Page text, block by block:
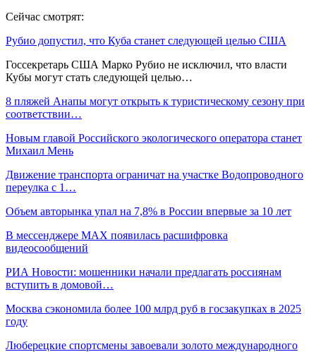
Сейчас смотрят:
Рубио допустил, что Куба станет следующей целью США
Госсекретарь США Марко Рубио не исключил, что власти
Кубы могут стать следующей целью…
8 пляжей Анапы могут открыть к туристическому сезону при
соответствии…
Новым главой Российского экологического оператора станет
Михаил Мень
Движение транспорта ограничат на участке Водопроводного
переулка с 1…
Объем авторынка упал на 7,8% в России впервые за 10 лет
В мессенджере MAX появилась расшифровка
видеосообщений
РИА Новости: мошенники начали предлагать россиянам
вступить в домовой…
Москва сэкономила более 100 млрд руб в госзакупках в 2025
году
Люберецкие спортсмены завоевали золото международного